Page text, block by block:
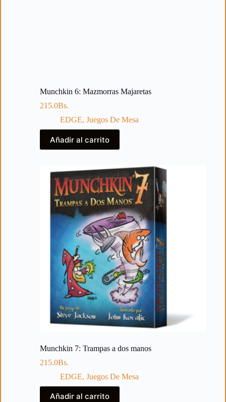
Munchkin 6: Mazmorras Majaretas
215.0Bs.
EDGE, Juegos De Mesa
Añadir al carrito
Munchkin 7: Trampas a dos manos
215.0Bs.
EDGE, Juegos De Mesa
Añadir al carrito